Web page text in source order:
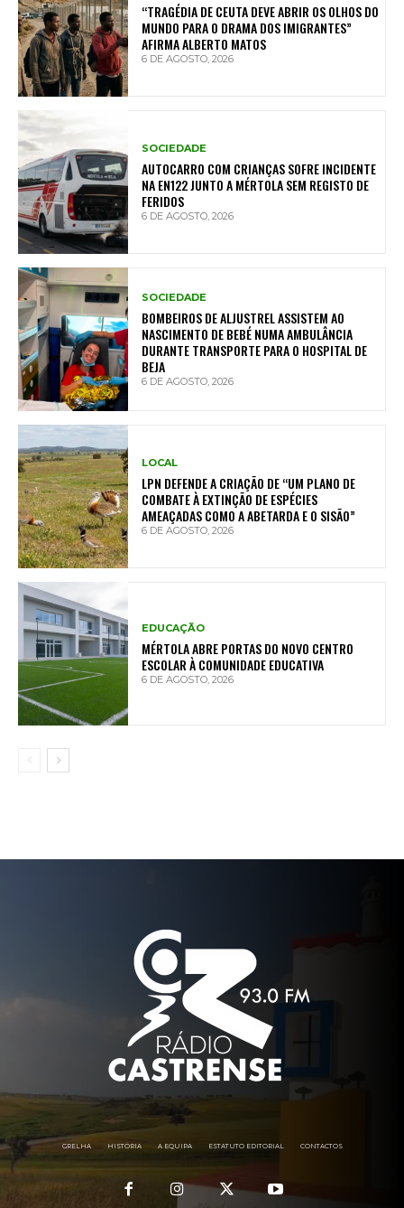
“TRAGÉDIA DE CEUTA DEVE ABRIR OS OLHOS DO
MUNDO PARA O DRAMA DOS IMIGRANTES”
AFIRMA ALBERTO MATOS
6 DE AGOSTO, 2026
SOCIEDADE
AUTOCARRO COM CRIANÇAS SOFRE INCIDENTE
NA EN122 JUNTO A MÉRTOLA SEM REGISTO DE
FERIDOS
6 DE AGOSTO, 2026
SOCIEDADE
BOMBEIROS DE ALJUSTREL ASSISTEM AO
NASCIMENTO DE BEBÉ NUMA AMBULÂNCIA
DURANTE TRANSPORTE PARA O HOSPITAL DE
BEJA
6 DE AGOSTO, 2026
LOCAL
LPN DEFENDE A CRIAÇÃO DE “UM PLANO DE
COMBATE À EXTINÇÃO DE ESPÉCIES
AMEAÇADAS COMO A ABETARDA E O SISÃO”
6 DE AGOSTO, 2026
EDUCAÇÃO
MÉRTOLA ABRE PORTAS DO NOVO CENTRO
ESCOLAR À COMUNIDADE EDUCATIVA
6 DE AGOSTO, 2026
GRELHA HISTÓRIA A EQUIPA ESTATUTO EDITORIAL CONTACTOS